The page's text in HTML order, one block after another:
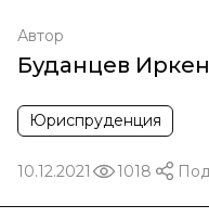
Автор
Буданцев
Юриспруденция
10.12.2021 1018